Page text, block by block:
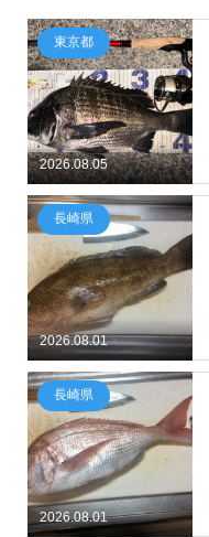
2026.08.05
東京都
2026.08.01
長崎県
2026.08.01
長崎県